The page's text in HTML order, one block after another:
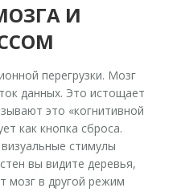
И
перегрузки. Мозг
данных. Это истощает
это «когнитивной
как кнопка сброса.
стимулы
вы видите деревья,
мозг в другой режим